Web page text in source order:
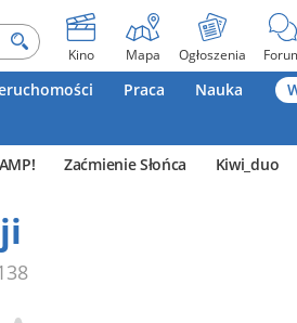
Kino Mapa Ogłoszenia
Praca Nauka
Zaćmienie Słońca Kiwi_duo